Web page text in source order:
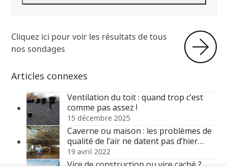
Cliquez ici pour voir les résultats de tous
nos sondages
Articles connexes
Ventilation du toit : quand trop c’est
comme pas assez !
15 décembre 2025
Caverne ou maison : les problèmes de
qualité de l’air ne datent pas d’hier…
19 avril 2022
Vice de construction ou vice caché ?